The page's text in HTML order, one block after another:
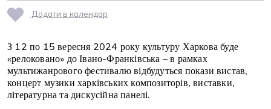
Додати в календар
З 12 по 15 вересня 2024 року культуру Харкова буде
«релоковано» до Івано-Франківська – в рамках
мультижанрового фестивалю відбудуться покази вистав,
концерт музики харківських композиторів, виставки,
літературна та дискусійна панелі.